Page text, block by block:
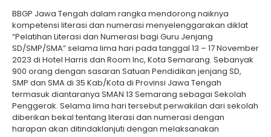
BBGP Jawa Tengah dalam rangka mendorong naiknya
kompetensi literasi dan numerasi menyelenggarakan diklat
“Pelatihan Literasi dan Numerasi bagi Guru Jenjang
SD/SMP/SMA” selama lima hari pada tanggal 13 – 17 November
2023 di Hotel Harris dan Room Inc, Kota Semarang. Sebanyak
900 orang dengan sasaran Satuan Pendidikan jenjang SD,
SMP dan SMA di 35 Kab/Kota di Provinsi Jawa Tengah
termasuk diantaranya SMAN 13 Semarang sebagai Sekolah
Penggerak. Selama lima hari tersebut perwakilan dari sekolah
diberikan bekal tentang literasi dan numerasi dengan
harapan akan ditindaklanjuti dengan melaksanakan